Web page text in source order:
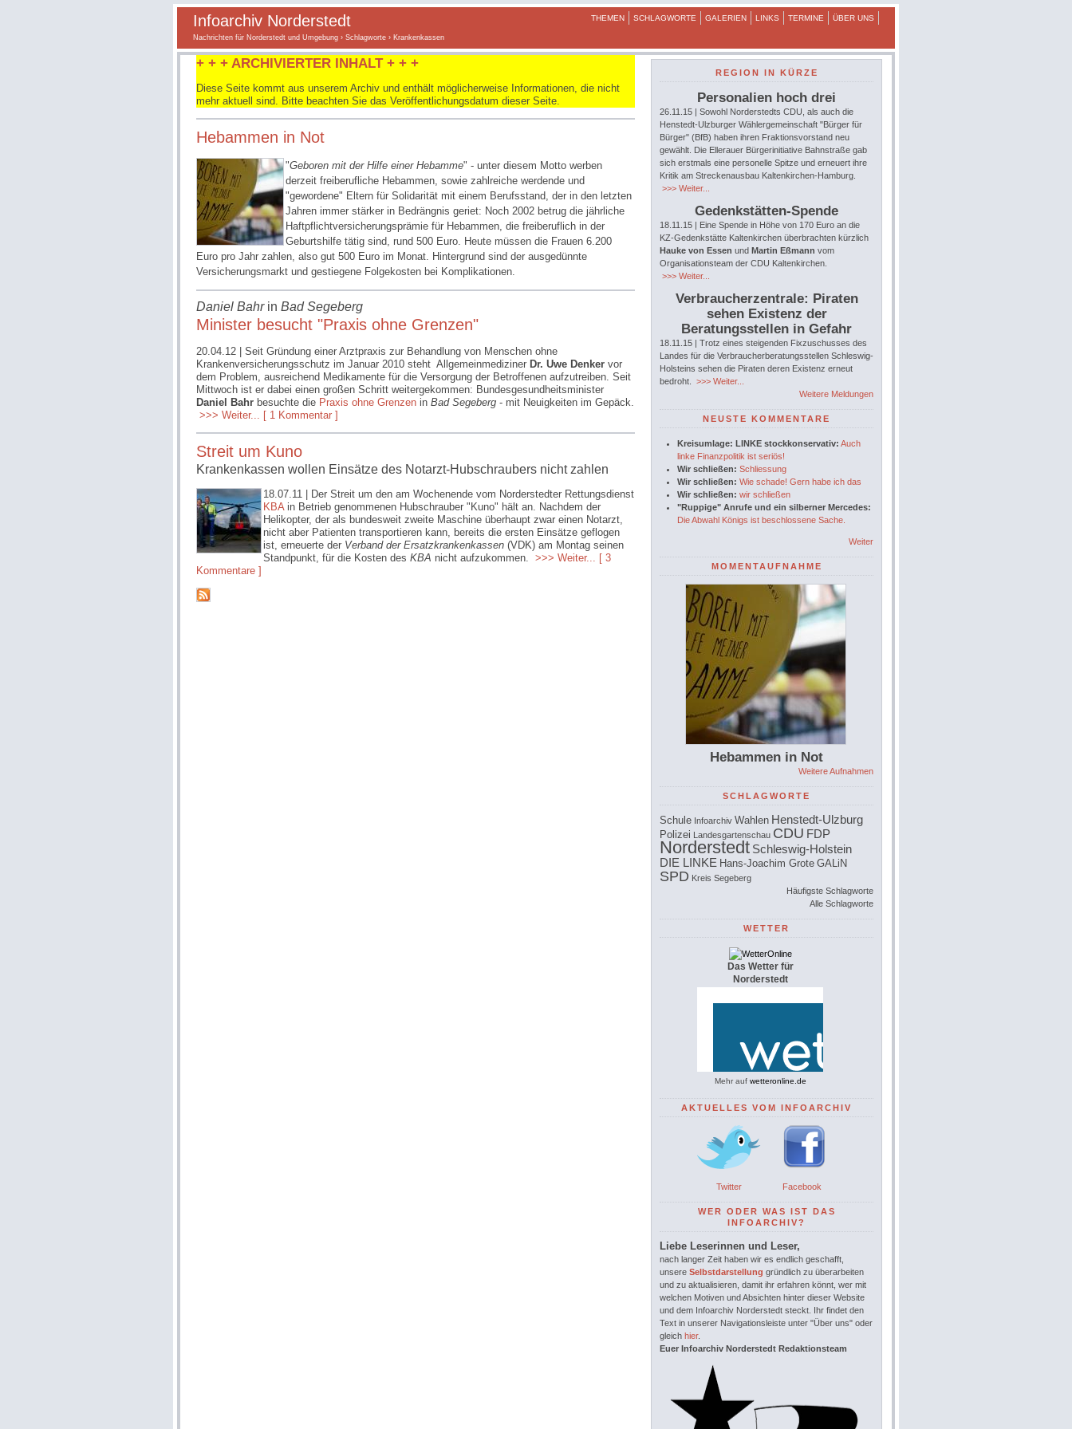
Infoarchiv Norderstedt THEMEN SCHLAGWORTE GALERIEN LINKS TERMINE ÜBER UNS
Nachrichten für Norderstedt und Umgebung › Schlagworte › Krankenkassen
+ + + ARCHIVIERTER INHALT + + +
Diese Seite kommt aus unserem Archiv und enthält möglicherweise Informationen, die nicht
mehr aktuell sind. Bitte beachten Sie das Veröffentlichungsdatum dieser Seite.
Hebammen in Not
"Geboren mit der Hilfe einer Hebamme" - unter diesem Motto werben
derzeit freiberufliche Hebammen, sowie zahlreiche werdende und
"gewordene" Eltern für Solidarität mit einem Berufsstand, der in den letzten
Jahren immer stärker in Bedrängnis geriet: Noch 2002 betrug die jährliche
Haftpflichtversicherungsprämie für Hebammen, die freiberuflich in der
Geburtshilfe tätig sind, rund 500 Euro. Heute müssen die Frauen 6.200
Euro pro Jahr zahlen, also gut 500 Euro im Monat. Hintergrund sind der ausgedünnte
Versicherungsmarkt und gestiegene Folgekosten bei Komplikationen.
Daniel Bahrin Bad Segeberg
Minister besucht "Praxis ohne Grenzen"
20.04.12 | Seit Gründung einer Arztpraxis zur Behandlung von Menschen ohne
Krankenversicherungsschutz im Januar 2010 steht Allgemeinmediziner Dr. Uwe Denker vor
dem Problem, ausreichend Medikamente für die Versorgung der Betroffenen aufzutreiben. Seit
Mittwoch ist er dabei einen großen Schritt weitergekommen: Bundesgesundheitsminister
Daniel Bahr besuchte die Praxis ohne Grenzen in Bad Segeberg - mit Neuigkeiten im Gepäck.
>>> Weiter... [ 1 Kommentar ]
Streit um Kuno
Krankenkassen wollen Einsätze des Notarzt-Hubschraubers nicht zahlen
18.07.11 | Der Streit um den am Wochenende vom Norderstedter Rettungsdienst
KBAin Betrieb genommenen Hubschrauber "Kuno" hält an. Nachdem der
Helikopter, der als bundesweit zweite Maschine überhaupt zwar einen Notarzt,
nicht aber Patienten transportieren kann, bereits die ersten Einsätze geflogen
ist, erneuerte der Verband der Ersatzkrankenkassen (VDK) am Montag seinen
Standpunkt, für die Kosten des KBA nicht aufzukommen. >>> Weiter... [ 3
Kommentare ]
REGION IN KÜRZE
Personalien hoch drei
26.11.15 | Sowohl Norderstedts CDU, als auch die
Henstedt-Ulzburger Wählergemeinschaft "Bürger für
Bürger" (BfB) haben ihren Fraktionsvorstand neu
gewählt. Die Ellerauer Bürgerinitiative Bahnstraße gab
sich erstmals eine personelle Spitze und erneuert ihre
Kritik am Streckenausbau Kaltenkirchen-Hamburg.
>>> Weiter...
Gedenkstätten-Spende
18.11.15 | Eine Spende in Höhe von 170 Euro an die
KZ-Gedenkstätte Kaltenkirchen überbrachten kürzlich
Hauke von Essen und Martin Eßmann vom
Organisationsteam der CDU Kaltenkirchen.
>>> Weiter...
Verbraucherzentrale: Piraten
sehen Existenz der
Beratungsstellen in Gefahr
18.11.15 | Trotz eines steigenden Fixzuschusses des
Landes für die Verbraucherberatungsstellen Schleswig-
Holsteins sehen die Piraten deren Existenz erneut
bedroht.
>>> Weiter...
Weitere Meldungen
NEUSTE KOMMENTARE
Kreisumlage: LINKE stockkonservativ: Auch
linke Finanzpolitik ist seriös!
Wir schließen: Schliessung
Wir schließen: Wie schade! Gern habe ich das
Wir schließen: wir schließen
"Ruppige" Anrufe und ein silberner Mercedes:
Die Abwahl Königs ist beschlossene Sache.
Weiter
MOMENTAUFNAHME
Hebammen in Not
Weitere Aufnahmen
SCHLAGWORTE
Schule Infoarchiv Wahlen Henstedt-Ulzburg
Polizei Landesgartenschau CDU FDP
Norderstedt Schleswig-Holstein
DIE LINKE Hans-Joachim Grote GALiN
SPD Kreis Segeberg
Häufigste Schlagworte
Alle Schlagworte
WETTER
Das Wetter für
Norderstedt
Mehr auf wetteronline.de
AKTUELLES VOM INFOARCHIV
Twitter Facebook
WER ODER WAS IST DAS
INFOARCHIV?
Liebe Leserinnen und Leser,
nach langer Zeit haben wir es endlich geschafft,
unsere Selbstdarstellung gründlich zu überarbeiten
und zu aktualisieren, damit ihr erfahren könnt, wer mit
welchen Motiven und Absichten hinter dieser Website
und dem Infoarchiv Norderstedt steckt. Ihr findet den
Text in unserer Navigationsleiste unter "Über uns" oder
gleich hier.
Euer Infoarchiv Norderstedt Redaktionsteam